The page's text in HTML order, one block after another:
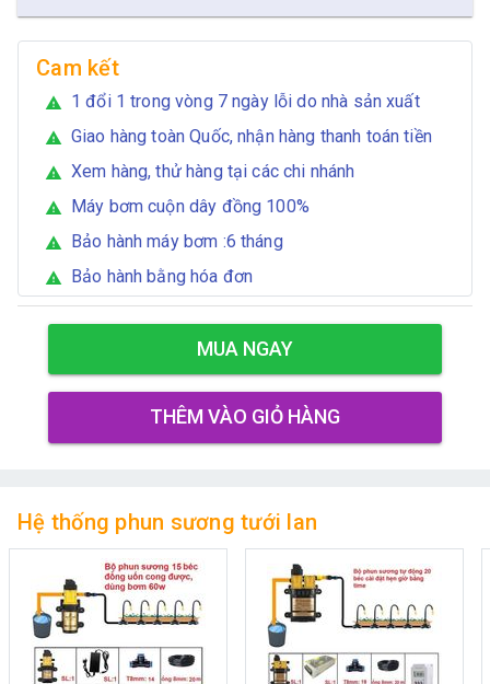
Cam kết
warning 1 đổi 1 trong vòng 7 ngày lỗi do nhà sản xuất
warning Giao hàng toàn Quốc, nhận hàng thanh toán tiền
warning Xem hàng, thử hàng tại các chi nhánh
warning Máy bơm cuộn dây đồng 100%
warning Bảo hành máy bơm :6 tháng
warning Bảo hành bằng hóa đơn
MUA NGAY
THÊM VÀO GIỎ HÀNG
Hệ thống phun sương tưới lan